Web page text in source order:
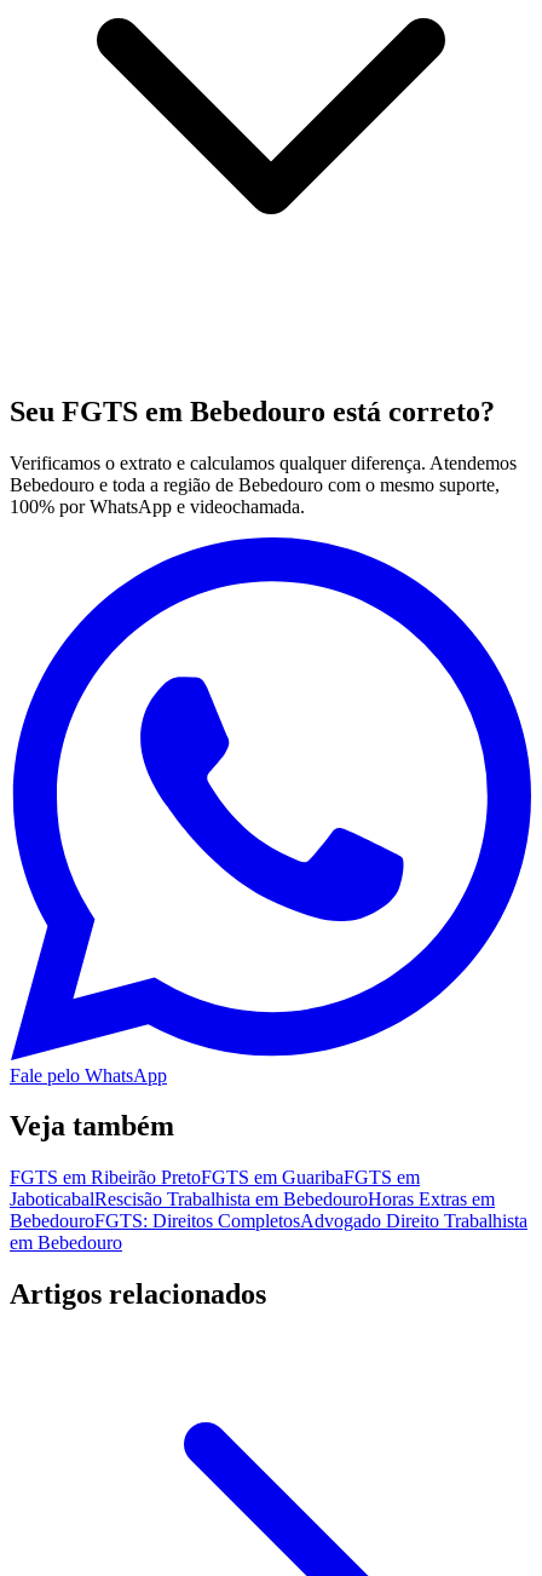
Seu FGTS em Bebedouro está correto?
Verificamos o extrato e calculamos qualquer diferença. Atendemos
Bebedouro e toda a região de Bebedouro com o mesmo suporte,
100% por WhatsApp e videochamada.
Fale pelo WhatsApp
Veja também
FGTS em Ribeirão PretoFGTS em GuaribaFGTS em
JaboticabalRescisão Trabalhista em BebedouroHoras Extras em
BebedouroFGTS: Direitos CompletosAdvogado Direito Trabalhista
em Bebedouro
Artigos relacionados